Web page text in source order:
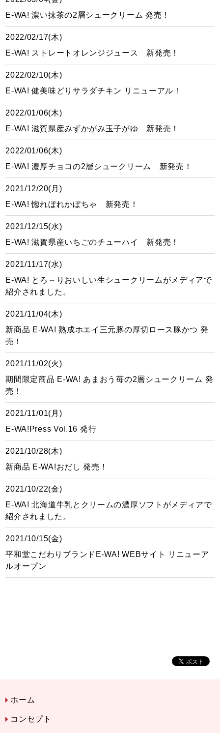
E-WA! 濃い抹茶の2層シュークリーム 発売！
2022/02/17(木)
E-WA! ストレートオレンジジュース 新発売！
2022/02/10(木)
E-WA! 健美味どりサラダチキン リニューアル！
2022/01/06(木)
E-WA! 滋賀県産みずかがみ玉子がゆ 新発売！
2022/01/06(木)
E-WA! 濃厚チョコの2層シュークリーム 新発売！
2021/12/20(月)
E-WA! 惚れぼれかぼちゃ 新発売！
2021/12/15(水)
E-WA! 滋賀県産いちごのチューハイ 新発売！
2021/11/17(水)
E-WA! とろ～りおいしい生シュークリームがメディアで
紹介されました。
2021/11/04(木)
新商品 E-WA! 熟成ホエイ三元豚の厚切ロース豚かつ 発
売！
2021/11/02(火)
期間限定商品 E-WA! あまおう苺の2層シュークリーム 発
売！
2021/11/01(月)
E-WA!Press Vol.16 発行
2021/10/28(木)
新商品 E-WA!おだし 発売！
2021/10/22(金)
E-WA! 北海道牛乳とクリームの濃厚ソフトがメディアで
紹介されました。
2021/10/15(金)
平和堂こだわりブランドE-WA! WEBサイト リニューア
ルオープン
ホーム
コンセプト